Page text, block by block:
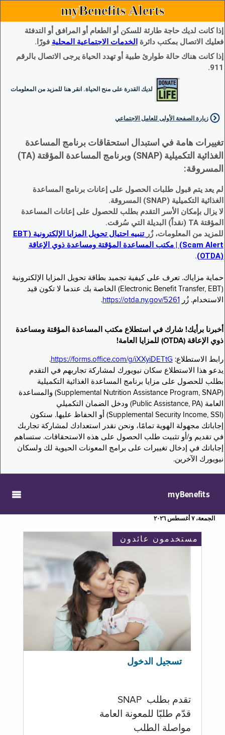
myBenefits Alerts
إذا كانت لديك حاجة طارئة للسكن أو الطعام أو المرافق أو التدفئة
فعليك الاتصال بمكتب دائرة الخدمات الاجتماعية المحلية فورًا.
إذا كانت هناك حالة طوارئ طبية أو تهدد الحياة يرجى الاتصال بالرقم
911.
لديك القدرة على منح الحياة. انقر هنا للمزيد من المعلومات
زيارة الصفحة الأولى للعامل الاجتماعي
تغييرات هامة في استبدال استحقاقات برنامج المساعدة
الغذائية التكميلية (SNAP) وبرنامج المساعدة المؤقتة (TA)
المسروقة:
لم يعد يتم قبول طلبات الحصول على إعانات برنامج المساعدة
الغذائية التكميلية (SNAP) المسروقة.
لا يزال بإمكان الأسر التقدم بطلب للحصول على إعانات المساعدة
المؤقتة TA (نقداً) البديلة التي سُرقت.
للمزيد من المعلومات، زُر
تنبيه احتيال تحويل المزايا الإلكترونية (EBT
Scam Alert) | مكتب المساعدة المؤقتة ومساعدة ذوي الإعاقة
(OTDA)
.
حماية مزاياك. تعرف على كيفية تجميد بطاقة تحويل المزايا الإلكترونية
(Electronic Benefit Transfer, EBT) الخاصة بك عندما لا تكون قيد
الاستخدام. زُر
https://otda.ny.gov/5261
.
أخبرنا برأيك! شارك في استطلاع مكتب المساعدة المؤقتة ومساعدة
ذوي الإعاقة (OTDA) للمزايا العامة!
رابط الاستطلاع: https://forms.office.com/g/iXXyiDETtG
.
يدعو هذا الاستطلاع سكان نيويورك لمشاركة تجاربهم في التقدم
بطلب للحصول على مزايا برنامج المساعدة الغذائية التكميلية
(Supplemental Nutrition Assistance Program, SNAP) والمساعدة
العامة (Public Assistance, PA) ودخل الضمان التكميلي
(Supplemental Security Income, SSI) أو الحفاظ عليها. ستكون
إجاباتك مجهولة الهوية تمامًا، ونحن نقدر استعدادك لمشاركة تجاربك
في تقديم و/أو تثبيت طلب الحصول على هذه الاستحقاقات. ستساهم
إجاباتك في إدخال تغييرات على برامج المعونات الحيوية لك ولسكان
نيويورك الآخرين.
myBenefits
الجمعة، ٧ أغسطس ٢٠٢٦
مستخدمون عائدون
تسجيل الدخول
تقدم بطلب SNAP
قدّم طلبّا للمعونة العامة
مواصلة الطلب